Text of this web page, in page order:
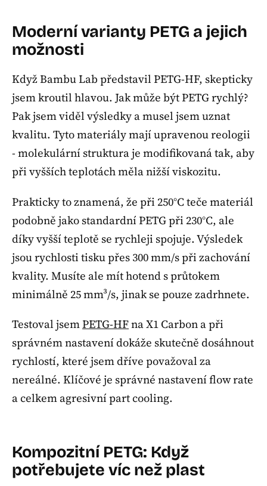
Moderní varianty PETG a jejich
možnosti
Když Bambu Lab představil PETG-HF, skepticky
jsem kroutil hlavou. Jak může být PETG rychlý?
Pak jsem viděl výsledky a musel jsem uznat
kvalitu. Tyto materiály mají upravenou reologii
- molekulární struktura je modifikovaná tak, aby
při vyšších teplotách měla nižší viskozitu.
Prakticky to znamená, že při 250°C teče materiál
podobně jako standardní PETG při 230°C, ale
díky vyšší teplotě se rychleji spojuje. Výsledek
jsou rychlosti tisku přes 300 mm/s při zachování
kvality. Musíte ale mít hotend s průtokem
minimálně 25 mm³/s, jinak se pouze zadrhnete.
Testoval jsemPETG-HFna X1 Carbon a při
správném nastavení dokáže skutečně dosáhnout
rychlostí, které jsem dříve považoval za
nereálné. Klíčové je správné nastavení flow rate
a celkem agresivní part cooling.
Kompozitní PETG: Když
potřebujete víc než plast